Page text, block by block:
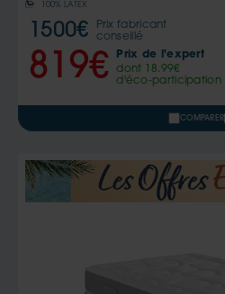
100% LATEX
1500€
Prix fabricant
conseillé
819€
Prix de l'expert
dont
18.99€
d'éco-participation
COMPARER